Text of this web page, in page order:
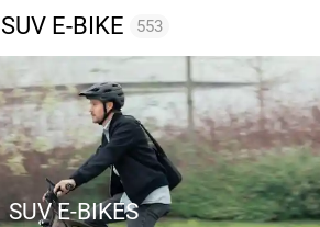
SUV E-BIKE 553
SUV E-BIKES